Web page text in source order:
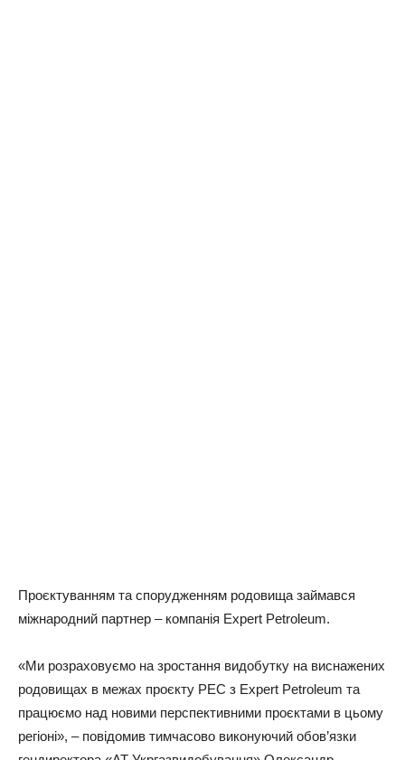
Проєктуванням та спорудженням родовища займався
міжнародний партнер – компанія Expert Petroleum.
«Ми розраховуємо на зростання видобутку на виснажених
родовищах в межах проєкту РЕС з Expert Petroleum та
працюємо над новими перспективними проєктами в цьому
регіоні», – повідомив тимчасово виконуючий обов’язки